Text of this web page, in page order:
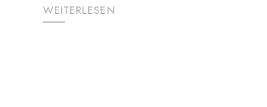
WEITERLESEN